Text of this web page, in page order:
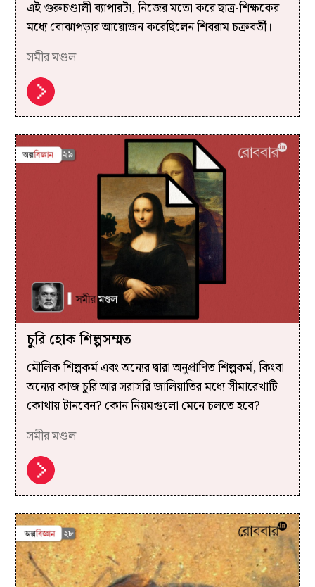
এই গুরুচণ্ডালী ব্যাপারটা, নিজের মতো করে ছাত্র-শিক্ষকের
মধ্যে বোঝাপড়ার আয়োজন করেছিলেন শিবরাম চক্রবর্তী।
সমীর মণ্ডল
চুরি হোক শিল্পসম্মত
মৌলিক শিল্পকর্ম এবং অন্যের দ্বারা অনুপ্রাণিত শিল্পকর্ম, কিংবা
অন্যের কাজ চুরি আর সরাসরি জালিয়াতির মধ্যে সীমারেখাটি
কোথায় টানবেন? কোন নিয়মগুলো মেনে চলতে হবে?
সমীর মণ্ডল